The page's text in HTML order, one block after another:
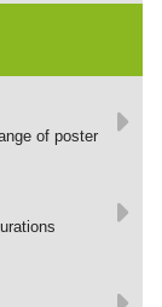
of poster